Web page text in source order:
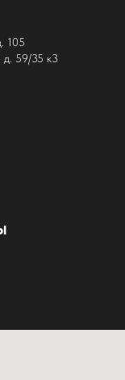
105
д. 59/35 к3